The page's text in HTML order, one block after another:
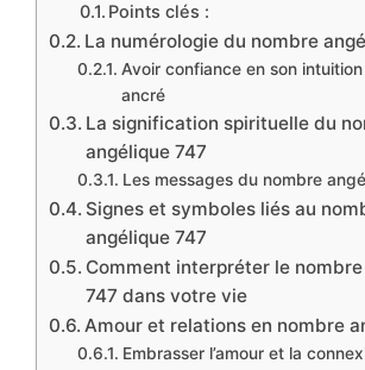
Points clés :
La numérologie du nombre
Avoir confiance en son
ancré
La signification spirituelle du
angélique 747
Les messages du nombre
Signes et symboles liés au
angélique 747
Comment interpréter le
747 dans votre vie
Amour et relations en nombre
Embrasser l’amour et la